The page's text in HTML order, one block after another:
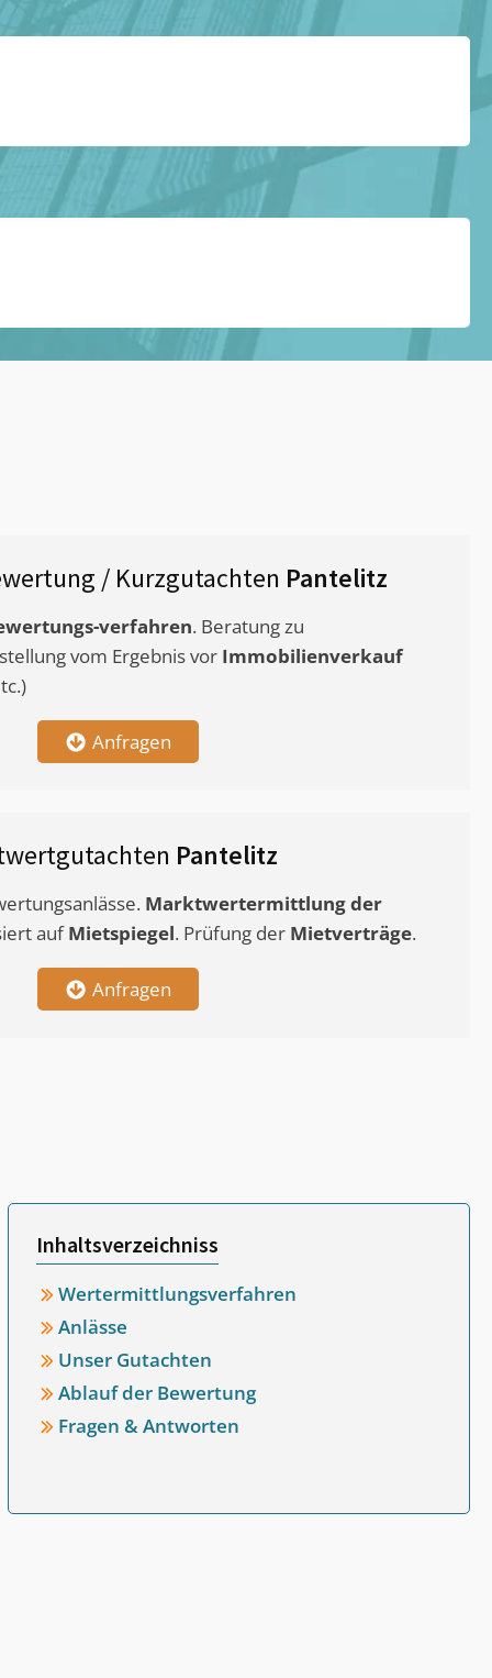
/ Kurzgutachten Pantelitz
verfahren. Beratung zu
vom Ergebnis vor Immobilienverkauf
Anfragen
Pantelitz
Marktwertermittlungder
aufMietspiegel. Prüfung der Mietverträge.
Anfragen
Inhaltsverzeichniss
Wertermittlungsverfahren
Anlässe
Unser Gutachten
Ablauf der Bewertung
Fragen & Antworten